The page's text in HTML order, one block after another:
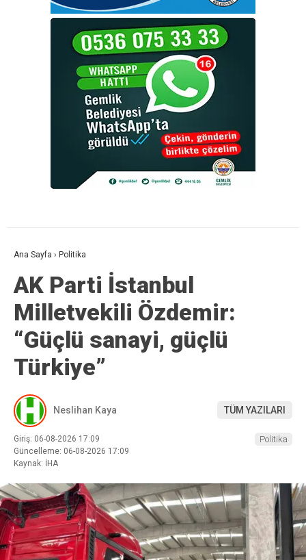
Ana Sayfa › Politika
AK Parti İstanbul
Milletvekili Özdemir:
“Güçlü sanayi, güçlü
Türkiye”
Neslihan Kaya TÜM YAZILARI
Giriş: 06-08-2026 17:09
Güncelleme: 06-08-2026 17:09
Kaynak: İHA
Politika